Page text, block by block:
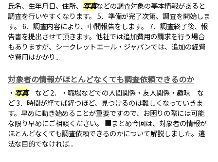
氏名、生年月日、住所、 写真などの調査対象の基本情報があると
調査を行いやすくなります。 5．準備が完了次第、調査を開始しま
す。 6．調査内容により、中間報告をします。 7．調査終了後、報
告書を提出させて頂きます。他社では追加費用の請求を行う場合
もありますが、シークレットエール・ジャパンでは、追加の経費
や費用はかかり...
対象者の情報がほとんどなくても調査依頼できるのか
・ 写真など 2．・職場などでの人間関係・友人関係・趣味 な
ど 3．時間が経てば経つほど、見つけるのは難しくなっていきま
す。早めに動き始めることが重要ですので、お困りの際には可能
な限り早めにご相談ください。 ■まとめ今回は、対象者の情報が
ほとんどなくても調査依頼できるのかについて解説しました。違
法な目的でなければ...